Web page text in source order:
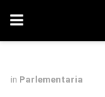
in Parlementaria